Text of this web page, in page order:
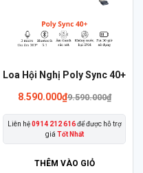
Loa Hội Nghị Poly Sync 40+
9.590.000₫
Giá
là:
9.590.000₫.
8.590.000₫Giá
tại
là:
8.590.000₫.
Liên hệ0914 212 616để được hỗ trợ
giá Tốt Nhất
THÊM VÀO GIỎ